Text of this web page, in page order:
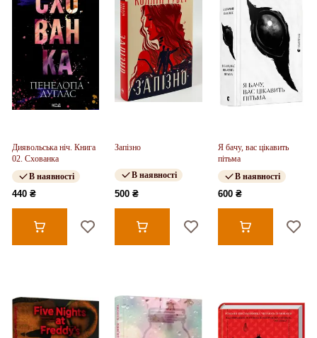
Диявольська ніч. Книга
02. Схованка
В наявності
440 ₴
Запізно
В наявності
500 ₴
Я бачу, вас цікавить
пітьма
В наявності
600 ₴